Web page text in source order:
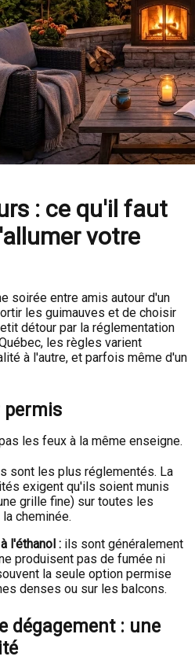
: ce qu'il faut
votre
soirée entre amis autour d'un
les guimauves et de choisir
détour par la réglementation
les règles varient
à l'autre, et parfois même d'un
permis
les feux à la même enseigne.
sont les plus réglementés. La
exigent qu'ils soient munis
grille fine) sur toutes les
cheminée.
l'éthanol : ils sont généralement
produisent pas de fumée ni
la seule option permise
denses ou sur les balcons.
dégagement : une